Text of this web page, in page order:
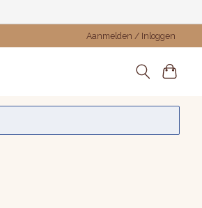
Aanmelden / Inloggen